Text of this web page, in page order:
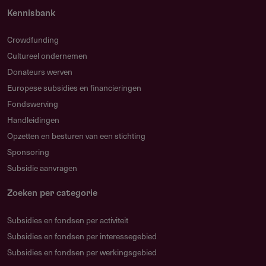
Welke voorwaarden gelden voor deze subsidie?
Het project moet direct gerelateerd zijn aan
boeddhistische studie, praktijk of educatie.
Alleen volledig ingevulde aanvragen worden in
behandeling genomen.
De subsidie is niet bedoeld voor bouw- of
constructieprojecten.
project helder omschrijven.
Kennisbank
Crowdfunding
Cultureel ondernemen
Donateurs werven
Europese subsidies en financieringen
Fondswerving
Handleidingen
Opzetten en besturen van een stichting
Sponsoring
Subsidie aanvragen
Zoeken per categorie
Subsidies en fondsen per activiteit
Subsidies en fondsen per interessegebied
Subsidies en fondsen per werkingsgebied